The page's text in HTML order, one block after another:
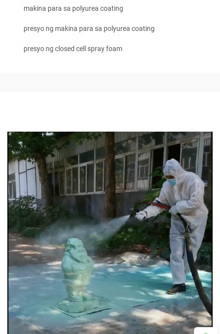
makina para sa polyurea coating
presyo ng makina para sa polyurea coating
presyo ng closed cell spray foam